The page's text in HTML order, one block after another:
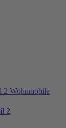
Wohnmobile
2